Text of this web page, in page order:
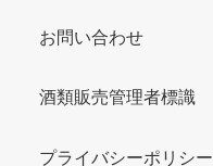
お問い合わせ
酒類販売管理者標識
プライバシーポリシー